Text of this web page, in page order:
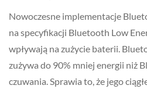
Nowoczesne implementacje
na specyfikacji Bluetooth Low
wpływają na zużycie baterii.
zużywa do 90% mniej energii niż
czuwania. Sprawia to, że jego